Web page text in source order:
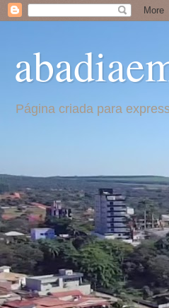
Página criada para